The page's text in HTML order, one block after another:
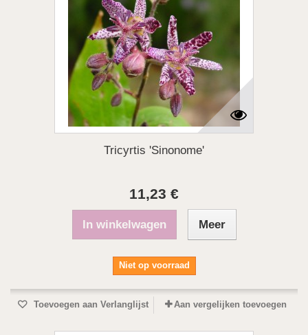
Tricyrtis 'Sinonome'
11,23 €
In winkelwagen Meer
Niet op voorraad
Toevoegen aan Verlanglijst Aan vergelijken toevoegen